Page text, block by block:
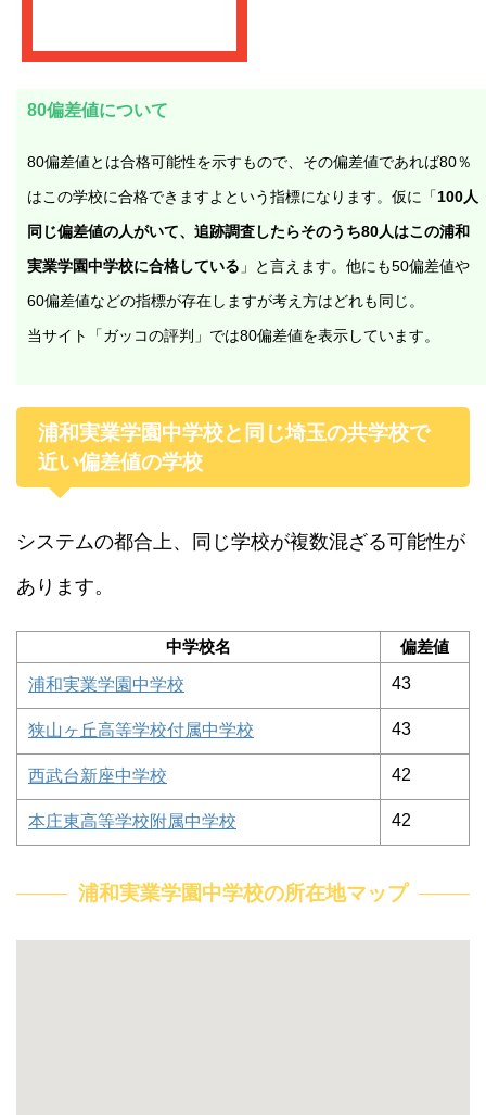
80偏差値について
80偏差値とは合格可能性を示すもので、その偏差値であれば80％
はこの学校に合格できますよという指標になります。仮に「100人
同じ偏差値の人がいて、追跡調査したらそのうち80人はこの浦和
実業学園中学校に合格している 」と言えます。他にも50偏差値や
60偏差値などの指標が存在しますが考え方はどれも同じ。
当サイト「ガッコの評判」では80偏差値を表示しています。
浦和実業学園中学校と同じ埼玉の共学校で
近い偏差値の学校
システムの都合上、同じ学校が複数混ざる可能性が
あります。
中学校名 偏差値
浦和実業学園中学校 43
狭山ヶ丘高等学校付属中学校 43
西武台新座中学校 42
本庄東高等学校附属中学校 42
浦和実業学園中学校の所在地マップ